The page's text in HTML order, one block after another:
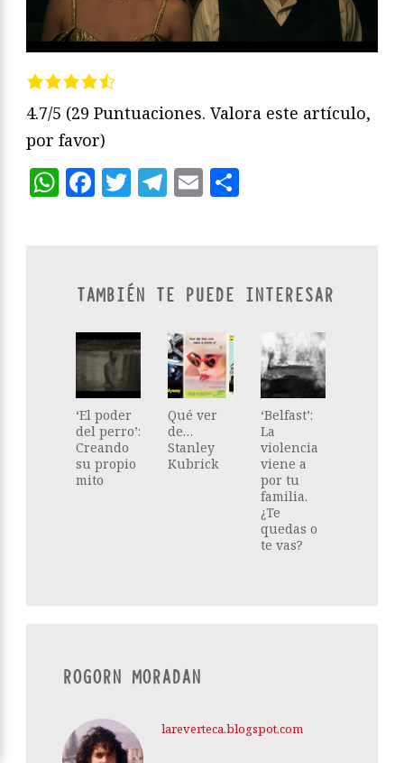
4.7/5 (29 Puntuaciones. Valora este artículo,
por favor)
WhatsApp
Facebook
Twitter
Telegram
Email
TAMBIÉN TE PUEDE INTERESAR
‘El poder
del perro’:
Creando
su propio
mito
Qué ver
de…
Stanley
Kubrick
‘Belfast’:
La
violencia
viene a
por tu
familia.
¿Te
quedas o
te vas?
ROGORN MORADAN
lareverteca.blogspot.com